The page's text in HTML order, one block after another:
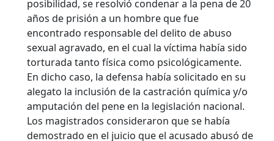
posibilidad, se resolvió condenar a la pena de 20
años de prisión a un hombre que fue
encontrado responsable del delito de abuso
sexual agravado, en el cual la víctima había sido
torturada tanto física como psicológicamente.
En dicho caso, la defensa había solicitado en su
alegato la inclusión de la castración química y/o
amputación del pene en la legislación nacional.
Los magistrados consideraron que se había
demostrado en el juicio que el acusado abusó de